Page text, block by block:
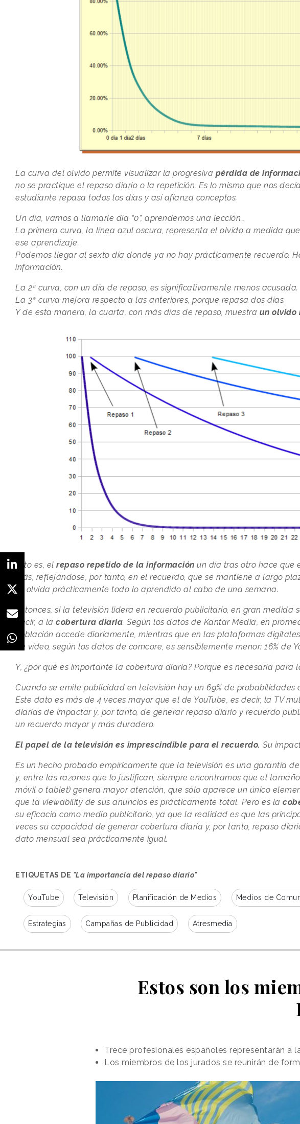
La curva del olvido permite visualizar la progresiva pérdida de
no se practique el repaso diario o la repetición. Es lo mismo que nos
estudiante repasa todos los días y así afianza conceptos.
Un día, vamos a llamarle día “0”, aprendemos una lección…
La primera curva, la línea azul oscura, representa el olvido a medida
ese aprendizaje.
Podemos llegar al sexto día donde ya no hay prácticamente recuerdo.
información.
La 2ª curva, con un día de repaso, es significativamente menos acusada.
La 3ª curva mejora respecto a las anteriores, porque repasa dos días.
Y de esta manera, la cuarta, con más días de repaso, muestra un olvido
Esto es, el repaso repetido de la información un día tras otro hace que
más, reflejándose, por tanto, en el recuerdo, que se mantiene a largo
se olvida prácticamente todo lo aprendido al cabo de una semana.
Entonces, si la televisión lidera en recuerdo publicitario, en gran medida
decir, a la cobertura diaria. Según los datos de Kantar Media, en
población accede diariamente, mientras que en las plataformas
de vídeo, según los datos de comcore, es sensiblemente menor: 16% de
Y, ¿por qué es importante la cobertura diaria? Porque es necesaria para
Cuando se emite publicidad en televisión hay un 69% de
Este dato es más de 4 veces mayor que el de YouTube, es decir, la TV
diarias de impactar y, por tanto, de generar repaso diario y recuerdo
un recuerdo mayor y más duradero.
El papel de la televisión es imprescindible para el recuerdo. Su
Es un hecho probado empíricamente que la televisión es una garantía
y, entre las razones que lo justifican, siempre encontramos que el
móvil o tablet) genera mayor atención, que sólo aparece un único
que la viewability de sus anuncios es prácticamente total. Pero es la
su eficacia como medio publicitario, ya que la realidad es que las
veces su capacidad de generar cobertura diaria y, por tanto, repaso
dato mensual sea prácticamente igual.
ETIQUETAS DE "La importancia del repaso diario"
YouTube Televisión Planificación de Medios Medios de
Estrategias Campañas de Publicidad Atresmedia
Estos son los
Trece profesionales españoles representarán a
Los miembros de los jurados se reunirán de